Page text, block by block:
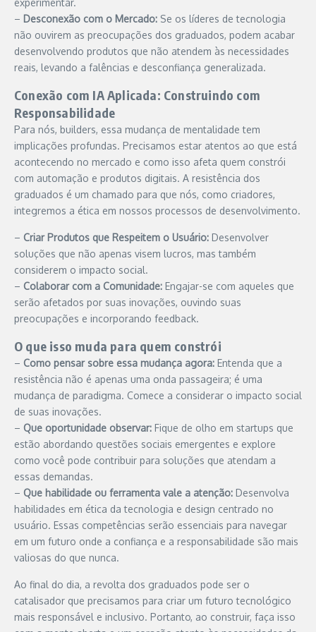
experimentar.
– Desconexão com o Mercado: Se os líderes de tecnologia
não ouvirem as preocupações dos graduados, podem acabar
desenvolvendo produtos que não atendem às necessidades
reais, levando a falências e desconfiança generalizada.
Conexão com IA Aplicada: Construindo com
Responsabilidade
Para nós, builders, essa mudança de mentalidade tem
implicações profundas. Precisamos estar atentos ao que está
acontecendo no mercado e como isso afeta quem constrói
com automação e produtos digitais. A resistência dos
graduados é um chamado para que nós, como criadores,
integremos a ética em nossos processos de desenvolvimento.
– Criar Produtos que Respeitem o Usuário: Desenvolver
soluções que não apenas visem lucros, mas também
considerem o impacto social.
– Colaborar com a Comunidade: Engajar-se com aqueles que
serão afetados por suas inovações, ouvindo suas
preocupações e incorporando feedback.
O que isso muda para quem constrói
– Como pensar sobre essa mudança agora: Entenda que a
resistência não é apenas uma onda passageira; é uma
mudança de paradigma. Comece a considerar o impacto social
de suas inovações.
– Que oportunidade observar: Fique de olho em startups que
estão abordando questões sociais emergentes e explore
como você pode contribuir para soluções que atendam a
essas demandas.
– Que habilidade ou ferramenta vale a atenção: Desenvolva
habilidades em ética da tecnologia e design centrado no
usuário. Essas competências serão essenciais para navegar
em um futuro onde a confiança e a responsabilidade são mais
valiosas do que nunca.
Ao final do dia, a revolta dos graduados pode ser o
catalisador que precisamos para criar um futuro tecnológico
mais responsável e inclusivo. Portanto, ao construir, faça isso